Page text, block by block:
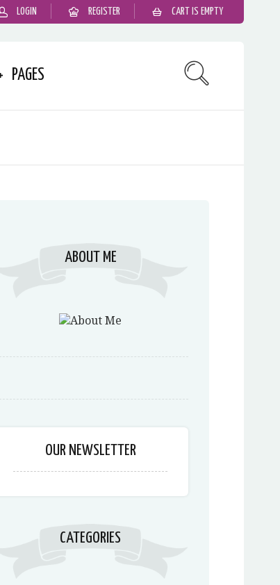
LOGIN REGISTER CART IS EMPTY
PAGES
ABOUT ME
OUR NEWSLETTER
CATEGORIES